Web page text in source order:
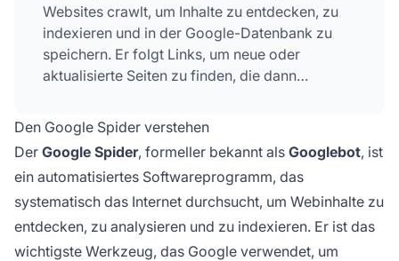
Websites crawlt, um Inhalte zu entdecken, zu
indexieren und in der Google-Datenbank zu
speichern. Er folgt Links, um neue oder
aktualisierte Seiten zu finden, die dann
hinzugefügt werden, wodurch die
Suchmaschine relevante Ergebnisse für Nutzer
bereitstellen kann.
Den Google Spider verstehen
Der Google Spider, formeller bekannt als Googlebot, ist
ein automatisiertes Softwareprogramm, das
systematisch das Internet durchsucht, um Webinhalte zu
entdecken, zu analysieren und zu indexieren. Er ist das
wichtigste Werkzeug, das Google verwendet, um